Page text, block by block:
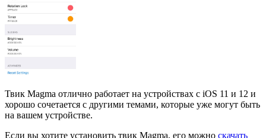
Твик Magma отлично работает на устройствах с iOS 11 и 12 и
хорошо сочетается с другими темами, которые уже могут быть
на вашем устройстве.
Если вы хотите установить твик Magma, его можно скачать